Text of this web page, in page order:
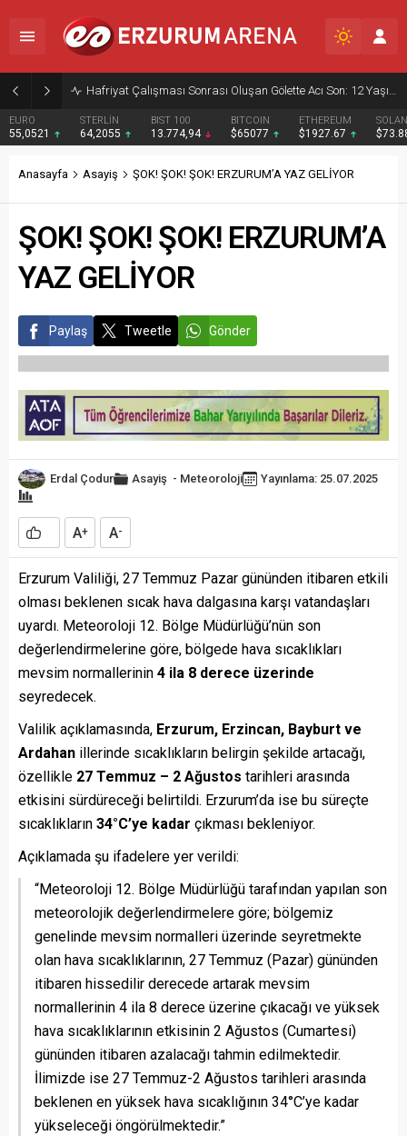
Hafriyat Çalışması Sonrası Oluşan Gölette Acı Son: 12 Yaşındaki Çocuk Boğularak Hayatını Kaybetti
EURO
55,0521
STERLİN
64,2055
BIST 100
13.774,94
BITCOIN
$65077
ETHEREUM
$1927.67
Anasayfa Asayiş ŞOK! ŞOK! ŞOK! ERZURUM’A YAZ GELİYOR
ŞOK! ŞOK! ŞOK! ERZURUM’A
YAZ GELİYOR
Paylaş Tweetle Gönder
Erdal Çodur Asayiş - Meteoroloji Yayınlama: 25.07.2025
A+ A-
Erzurum Valiliği, 27 Temmuz Pazar gününden itibaren etkili
olması beklenen sıcak hava dalgasına karşı vatandaşları
uyardı. Meteoroloji 12. Bölge Müdürlüğü’nün son
değerlendirmelerine göre, bölgede hava sıcaklıkları
mevsim normallerinin 4 ila 8 derece üzerinde
seyredecek.
Valilik açıklamasında, Erzurum, Erzincan, Bayburt ve
Ardahan illerinde sıcaklıkların belirgin şekilde artacağı,
özellikle 27 Temmuz – 2 Ağustos tarihleri arasında
etkisini sürdüreceği belirtildi. Erzurum’da ise bu süreçte
sıcaklıkların 34°C’ye kadar çıkması bekleniyor.
Açıklamada şu ifadelere yer verildi:
“Meteoroloji 12. Bölge Müdürlüğü tarafından yapılan son
meteorolojik değerlendirmelere göre; bölgemiz
genelinde mevsim normalleri üzerinde seyretmekte
olan hava sıcaklıklarının, 27 Temmuz (Pazar) gününden
itibaren hissedilir derecede artarak mevsim
normallerinin 4 ila 8 derece üzerine çıkacağı ve yüksek
hava sıcaklıklarının etkisinin 2 Ağustos (Cumartesi)
gününden itibaren azalacağı tahmin edilmektedir.
İlimizde ise 27 Temmuz-2 Ağustos tarihleri arasında
beklenen en yüksek hava sıcaklığının 34°C’ye kadar
yükseleceği öngörülmektedir.”